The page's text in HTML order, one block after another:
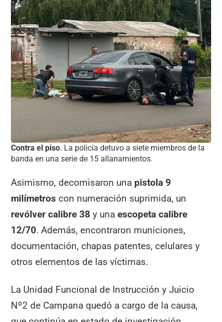
Contra el piso. La policía detuvo a siete miembros de la
banda en una serie de 15 allanamientos.
Asimismo, decomisaron una pistola 9
milímetros con numeración suprimida, un
revólver calibre 38 y unaescopeta calibre
12/70. Además, encontraron municiones,
documentación, chapas patentes, celulares y
otros elementos de las víctimas.
La Unidad Funcional de Instrucción y Juicio
Nº2 de Campana quedó a cargo de la causa,